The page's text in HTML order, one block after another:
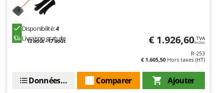
ZGrills
Zomax
Disponibilité:4
Livraison gratuite
13 août - 17 août € 1.926,60 TVA
Inclus
R-253
€ 1.605,50 Hors taxes (HT)
Ajouter
Comparer
Données techniques